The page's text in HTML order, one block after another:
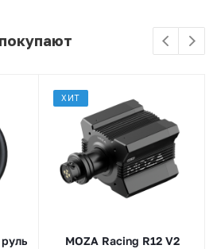
ХИТ
MOZA Racing R12 V2